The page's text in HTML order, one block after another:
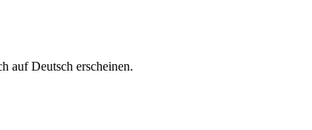
auf Deutsch erscheinen.